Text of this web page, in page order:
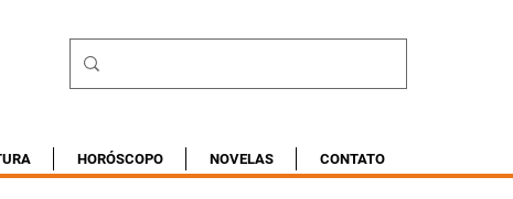
HORÓSCOPO NOVELAS CONTATO